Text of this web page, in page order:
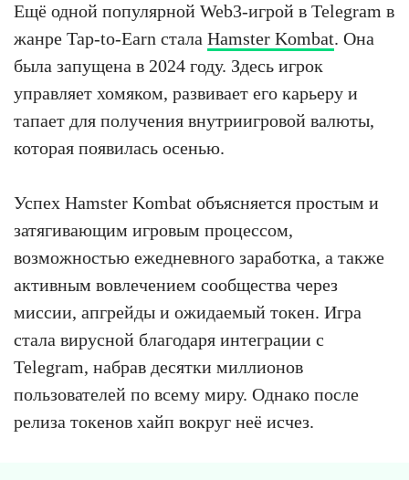
Ещё одной популярной Web3-игрой в Telegram в
жанре Tap-to-Earn стала Hamster Kombat. Она
была запущена в 2024 году. Здесь игрок
управляет хомяком, развивает его карьеру и
тапает для получения внутриигровой валюты,
которая появилась осенью.
Успех Hamster Kombat объясняется простым и
затягивающим игровым процессом,
возможностью ежедневного заработка, а также
активным вовлечением сообщества через
миссии, апгрейды и ожидаемый токен. Игра
стала вирусной благодаря интеграции с
Telegram, набрав десятки миллионов
пользователей по всему миру. Однако после
релиза токенов хайп вокруг неё исчез.